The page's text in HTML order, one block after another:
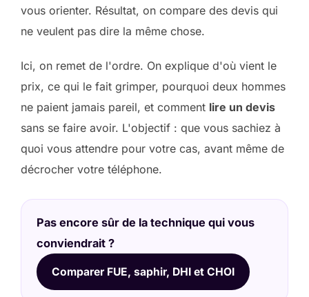
vous orienter. Résultat, on compare des devis qui
ne veulent pas dire la même chose.
Ici, on remet de l'ordre. On explique d'où vient le
prix, ce qui le fait grimper, pourquoi deux hommes
ne paient jamais pareil, et comment lire un devis
sans se faire avoir. L'objectif : que vous sachiez à
quoi vous attendre pour votre cas, avant même de
décrocher votre téléphone.
Pas encore sûr de la technique qui vous
conviendrait ?
Comparer FUE, saphir, DHI et CHOI